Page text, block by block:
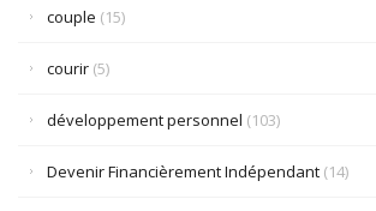
couple (15)
courir (5)
développement personnel (103)
Devenir Financièrement Indépendant (14)